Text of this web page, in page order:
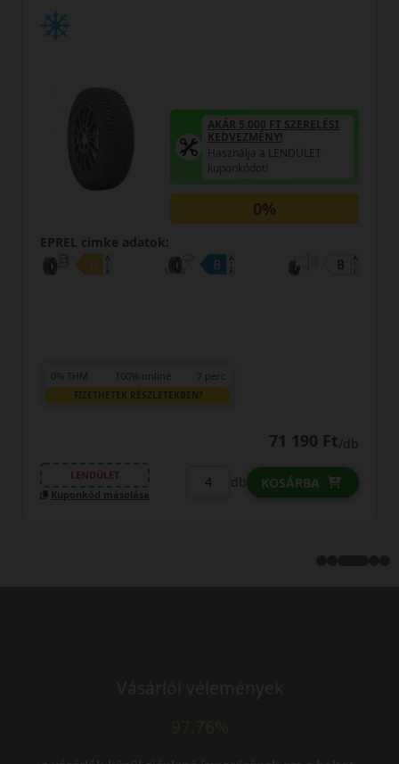
AKÁR 5.000 FT SZERELÉSI
KEDVEZMÉNY!
Használja a LENDÜLET
kuponkódot!
0%
EPREL cimke adatok:
0% THM 100% online 7 perc
FIZETHETEK RÉSZLETEKBEN?
71 190 Ft/db
LENDÜLET
Kuponkód másolása
db KOSÁRBA